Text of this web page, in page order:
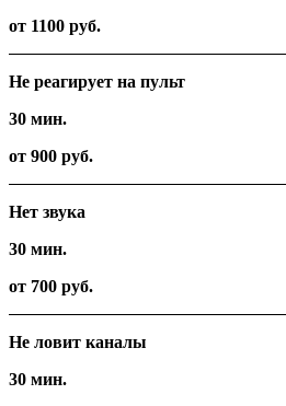
от 1100 руб.
Не реагирует на пульт
30 мин.
от 900 руб.
Нет звука
30 мин.
от 700 руб.
Не ловит каналы
30 мин.